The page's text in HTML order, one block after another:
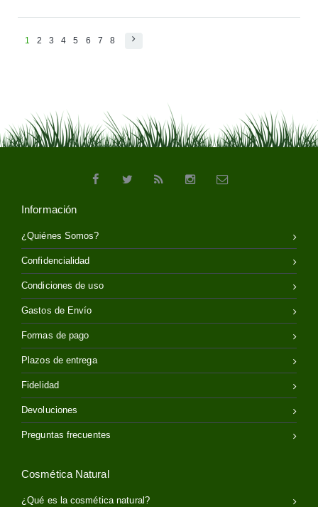
1 2 3 4 5 6 7 8
Información
¿Quiénes Somos?
Confidencialidad
Condiciones de uso
Gastos de Envío
Formas de pago
Plazos de entrega
Fidelidad
Devoluciones
Preguntas frecuentes
Cosmética Natural
¿Qué es la cosmética natural?